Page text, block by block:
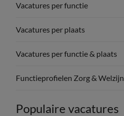
Vacatures per functie
Vacatures per plaats
Vacatures per functie & plaats
Functieprofielen Zorg & Welzijn
Populaire vacatures